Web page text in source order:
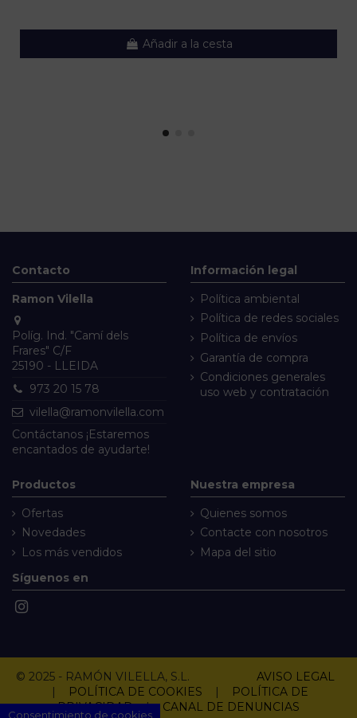
Añadir a la cesta
Contacto
Ramon Vilella
Políg. Ind. "Camí dels
Frares" C/F
25190 - LLEIDA
973 20 15 78
vilella@ramonvilella.com
Contáctanos ¡Estaremos
encantados de ayudarte!
Información legal
Política ambiental
Política de redes sociales
Política de envíos
Garantía de compra
Condiciones generales
uso web y contratación
Productos
Ofertas
Novedades
Los más vendidos
Nuestra empresa
Quienes somos
Contacte con nosotros
Mapa del sitio
Síguenos en
© 2025 - RAMÓN VILELLA, S.L. AVISO LEGAL
|
POLÍTICA DE COOKIES |
POLÍTICA DE
PRIVACIDAD| CANAL DE DENUNCIAS
Consentimiento de cookies